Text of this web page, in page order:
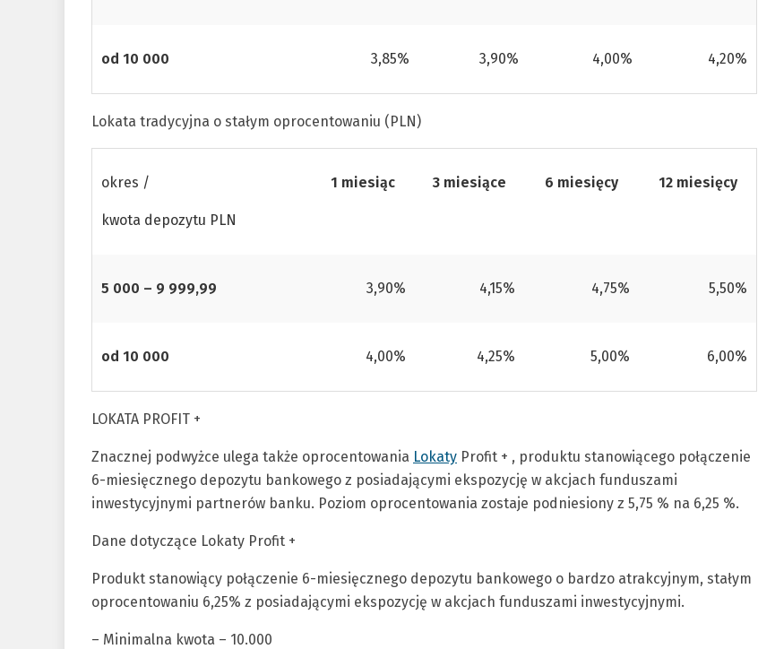
od 10 000 3,85% 3,90% 4,00% 4,20%
Lokata tradycyjna o stałym oprocentowaniu (PLN)
okres /
kwota depozytu PLN
1 miesiąc 3 miesiące 6 miesięcy 12 miesięcy
5 000 – 9 999,99 3,90% 4,15% 4,75% 5,50%
od 10 000 4,00% 4,25% 5,00% 6,00%
LOKATA PROFIT +
Znacznej podwyżce ulega także oprocentowania Lokaty Profit + , produktu stanowiącego połączenie
6-miesięcznego depozytu bankowego z posiadającymi ekspozycję w akcjach funduszami
inwestycyjnymi partnerów banku. Poziom oprocentowania zostaje podniesiony z 5,75 % na 6,25 %.
Dane dotyczące Lokaty Profit +
Produkt stanowiący połączenie 6-miesięcznego depozytu bankowego o bardzo atrakcyjnym, stałym
oprocentowaniu 6,25% z posiadającymi ekspozycję w akcjach funduszami inwestycyjnymi.
– Minimalna kwota – 10.000